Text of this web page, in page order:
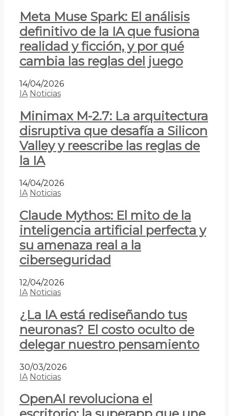
Meta Muse Spark: El análisis
definitivo de la IA que fusiona
realidad y ficción, y por qué
cambia las reglas del juego
14/04/2026
IA Noticias
Minimax M-2.7: La arquitectura
disruptiva que desafía a Silicon
Valley y reescribe las reglas de
la IA
14/04/2026
IA Noticias
Claude Mythos: El mito de la
inteligencia artificial perfecta y
su amenaza real a la
ciberseguridad
12/04/2026
IA Noticias
¿La IA está rediseñando tus
neuronas? El costo oculto de
delegar nuestro pensamiento
30/03/2026
IA Noticias
OpenAI revoluciona el